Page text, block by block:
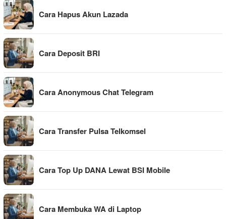
Cara Hapus Akun Lazada
Cara Deposit BRI
Cara Anonymous Chat Telegram
Cara Transfer Pulsa Telkomsel
Cara Top Up DANA Lewat BSI Mobile
Cara Membuka WA di Laptop